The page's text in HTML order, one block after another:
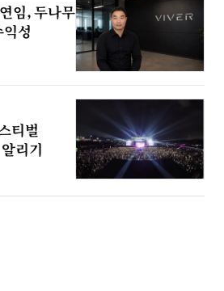
임, 두나무
익성
티벌
리기